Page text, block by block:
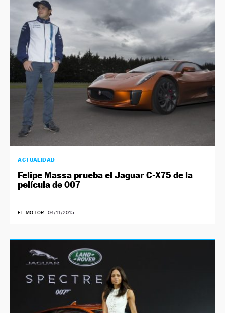
ACTUALIDAD
Felipe Massa prueba el Jaguar C-X75 de la
película de 007
EL MOTOR |04/11/2015